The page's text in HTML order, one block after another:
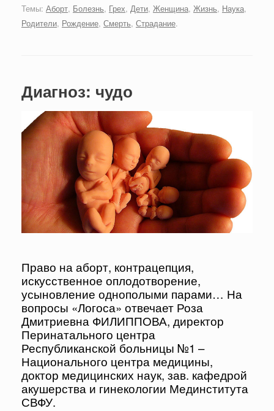
Темы: Аборт, Болезнь, Грех, Дети, Женщина, Жизнь, Наука,
Родители, Рождение, Смерть, Страдание.
Диагноз: чудо
Право на аборт, контрацепция,
искусственное оплодотворение,
усыновление однополыми парами… На
вопросы «Логоса» отвечает Роза
Дмитриевна ФИЛИППОВА, директор
Перинатального центра
Республиканской больницы №1 –
Национального центра медицины,
доктор медицинских наук, зав. кафедрой
акушерства и гинекологии Мединститута
СВФУ.